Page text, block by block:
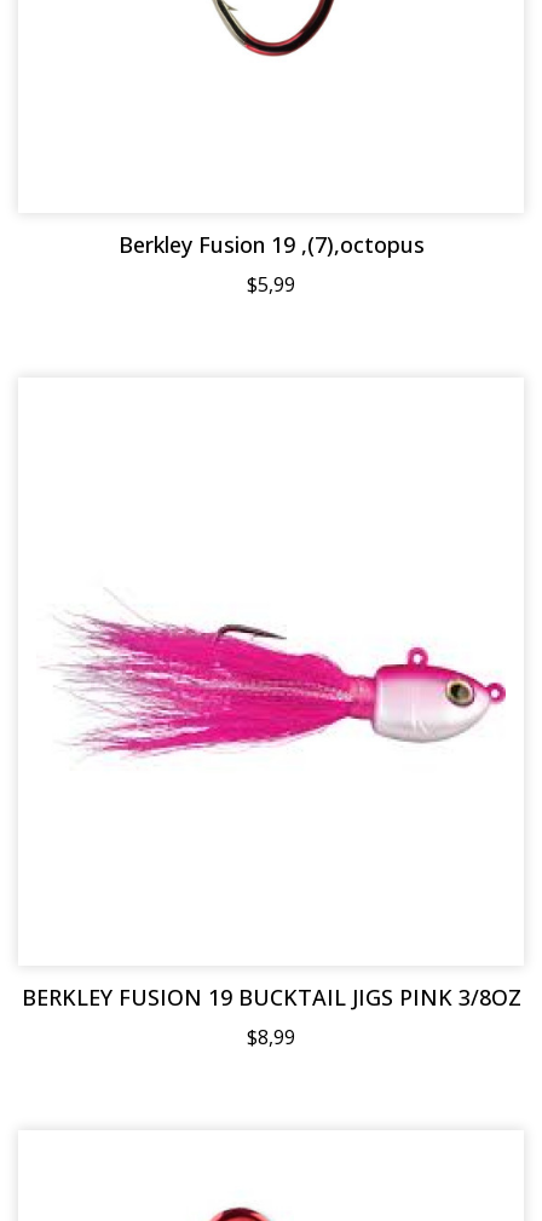
Berkley Fusion 19 ,(7),octopus
$5,99
BERKLEY FUSION 19 BUCKTAIL JIGS PINK 3/8OZ
$8,99